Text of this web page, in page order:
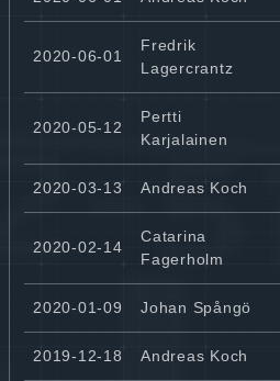
2020-06-01
Fredrik
Lagercrantz
2020-05-12
Pertti
Karjalainen
2020-03-13 Andreas Koch
2020-02-14
Catarina
Fagerholm
2020-01-09 Johan Spångö
2019-12-18 Andreas Koch